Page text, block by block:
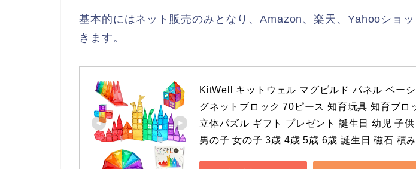
基本的にはネット販売のみとなり、Amazon、楽天、Yahooショ
きます。
KitWell キットウェル マグビルド パネル ベー
グネットブロック 70ピース 知育玩具 知育ブロ
立体パズル ギフト プレゼント 誕生日 幼児 子
男の子 女の子 3歳 4歳 5歳 6歳 誕生日 磁石 積